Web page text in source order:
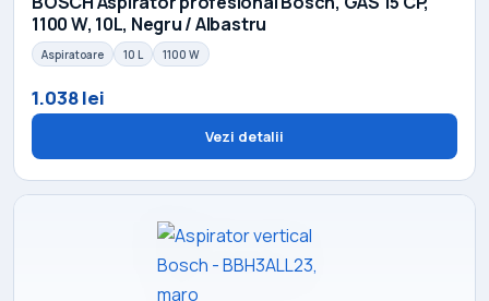
1100 W, 10L, Negru / Albastru
Aspiratoare 10 L 1100 W
1.038 lei
Vezi detalii